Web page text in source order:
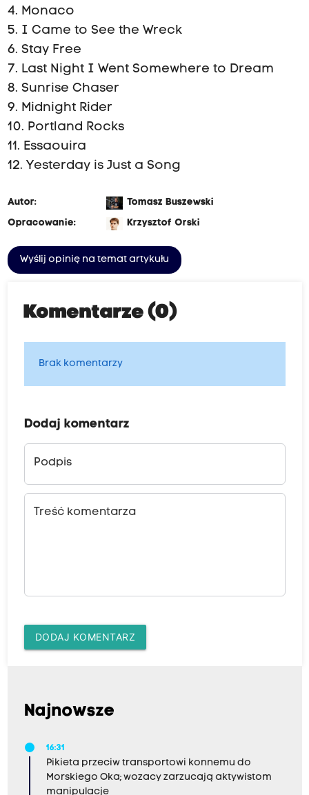
4. Monaco
5. I Came to See the Wreck
6. Stay Free
7. Last Night I Went Somewhere to Dream
8. Sunrise Chaser
9. Midnight Rider
10. Portland Rocks
11. Essaouira
12. Yesterday is Just a Song
Autor:
Tomasz Buszewski
Opracowanie:
Krzysztof Orski
Wyślij opinię na temat artykułu
Komentarze (0)
Brak komentarzy
Dodaj komentarz
Podpis
Treść komentarza
DODAJ KOMENTARZ
Najnowsze
16:31
Pikieta przeciw transportowi konnemu do
Morskiego Oka; wozacy zarzucają aktywistom
manipulacje